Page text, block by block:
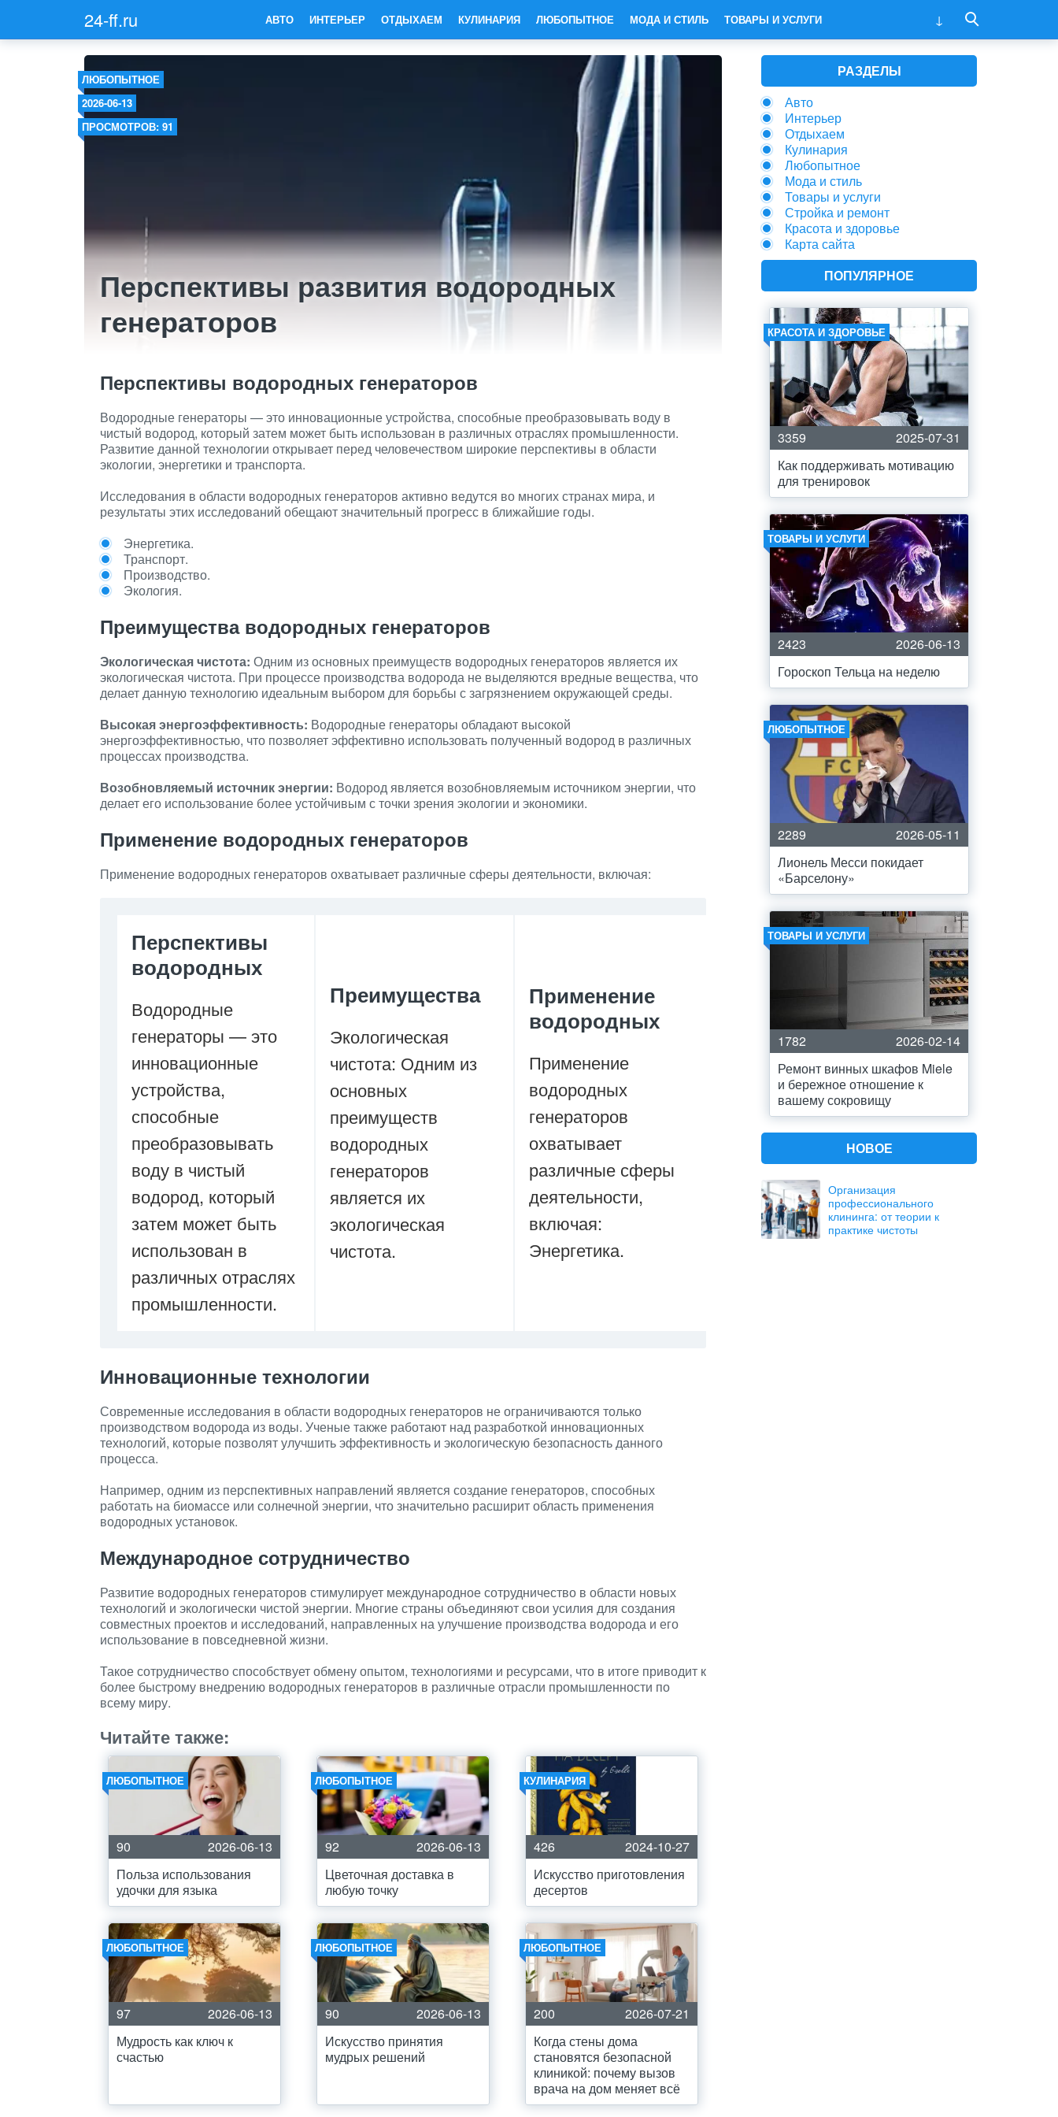
24-ff.ru АВТО ИНТЕРЬЕР ОТДЫХАЕМ КУЛИНАРИЯ ЛЮБОПЫТНОЕ МОДА И СТИЛЬ ТОВАРЫ И УСЛУГИ
ЛЮБОПЫТНОЕ
2026-06-13
ПРОСМОТРОВ: 91
Перспективы развития водородных
генераторов
Перспективы водородных генераторов
Водородные генераторы — это инновационные устройства, способные преобразовывать воду в
чистый водород, который затем может быть использован в различных отраслях промышленности.
Развитие данной технологии открывает перед человечеством широкие перспективы в области
экологии, энергетики и транспорта.
Исследования в области водородных генераторов активно ведутся во многих странах мира, и
результаты этих исследований обещают значительный прогресс в ближайшие годы.
Энергетика.
Транспорт.
Производство.
Экология.
Преимущества водородных генераторов
Экологическая чистота: Одним из основных преимуществ водородных генераторов является их
экологическая чистота. При процессе производства водорода не выделяются вредные вещества, что
делает данную технологию идеальным выбором для борьбы с загрязнением окружающей среды.
Высокая энергоэффективность: Водородные генераторы обладают высокой
энергоэффективностью, что позволяет эффективно использовать полученный водород в различных
процессах производства.
Возобновляемый источник энергии: Водород является возобновляемым источником энергии, что
делает его использование более устойчивым с точки зрения экологии и экономики.
Применение водородных генераторов
Применение водородных генераторов охватывает различные сферы деятельности, включая:
Перспективы
водородных
Водородные
генераторы — это
инновационные
устройства,
способные
преобразовывать
воду в чистый
водород, который
затем может быть
использован в
различных отраслях
промышленности.
Преимущества
Экологическая
чистота: Одним из
основных
преимуществ
водородных
генераторов
является их
экологическая
чистота.
Применение
водородных
Применение
водородных
генераторов
охватывает
различные сферы
деятельности,
включая:
Энергетика.
Инновационные технологии
Современные исследования в области водородных генераторов не ограничиваются только
производством водорода из воды. Ученые также работают над разработкой инновационных
технологий, которые позволят улучшить эффективность и экологическую безопасность данного
процесса.
Например, одним из перспективных направлений является создание генераторов, способных
работать на биомассе или солнечной энергии, что значительно расширит область применения
водородных установок.
Международное сотрудничество
Развитие водородных генераторов стимулирует международное сотрудничество в области новых
технологий и экологически чистой энергии. Многие страны объединяют свои усилия для создания
совместных проектов и исследований, направленных на улучшение производства водорода и его
использование в повседневной жизни.
Такое сотрудничество способствует обмену опытом, технологиями и ресурсами, что в итоге приводит к
более быстрому внедрению водородных генераторов в различные отрасли промышленности по
всему миру.
Читайте также:
ЛЮБОПЫТНОЕ
90
2026-06-13
Польза использования
удочки для языка
ЛЮБОПЫТНОЕ
92
2026-06-13
Цветочная доставка в
любую точку
КУЛИНАРИЯ
426
2024-10-27
Искусство приготовления
десертов
ЛЮБОПЫТНОЕ
97
2026-06-13
Мудрость как ключ к
счастью
ЛЮБОПЫТНОЕ
90
2026-06-13
Искусство принятия
мудрых решений
ЛЮБОПЫТНОЕ
200
2026-07-21
Когда стены дома
становятся безопасной
клиникой: почему вызов
врача на дом меняет всё
РАЗДЕЛЫ
Авто
Интерьер
Отдыхаем
Кулинария
Любопытное
Мода и стиль
Товары и услуги
Стройка и ремонт
Красота и здоровье
Карта сайта
ПОПУЛЯРНОЕ
КРАСОТА И ЗДОРОВЬЕ
3359
2025-07-31
Как поддерживать мотивацию
для тренировок
ТОВАРЫ И УСЛУГИ
2423
2026-06-13
Гороскоп Тельца на неделю
ЛЮБОПЫТНОЕ
2289
2026-05-11
Лионель Месси покидает
«Барселону»
ТОВАРЫ И УСЛУГИ
1782
2026-02-14
Ремонт винных шкафов Miele
и бережное отношение к
вашему сокровищу
НОВОЕ
Организация
профессионального
клининга: от теории к
практике чистоты